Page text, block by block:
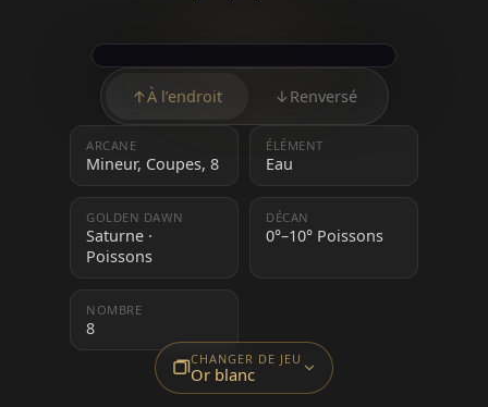
↑À l’endroit ↓ Renversé
ARCANE
Mineur, Coupes, 8
ÉLÉMENT
Eau
GOLDEN DAWN
Saturne ·
Poissons
DÉCAN
0°–10° Poissons
NOMBRE
8
CHANGER DE JEU
Or blanc